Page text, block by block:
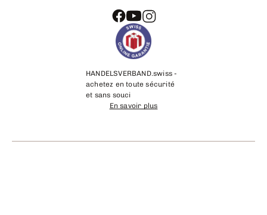
HANDELSVERBAND.swiss -
achetez en toute sécurité
et sans souci
En savoir plus